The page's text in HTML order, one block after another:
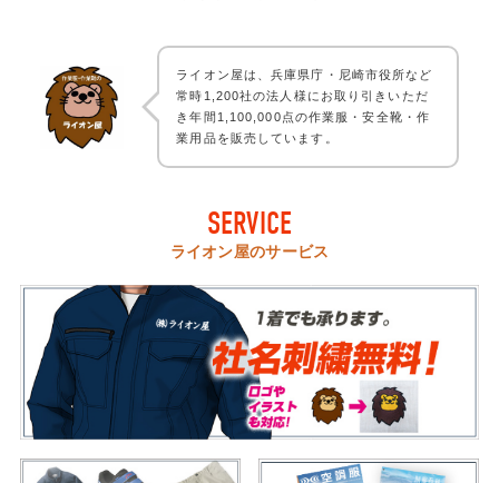
ライオン屋は、兵庫県庁・尼崎市役所など
常時1,200社の法人様にお取り引きいただ
き年間1,100,000点の作業服・安全靴・作
業用品を販売しています。
SERVICE
ライオン屋のサービス